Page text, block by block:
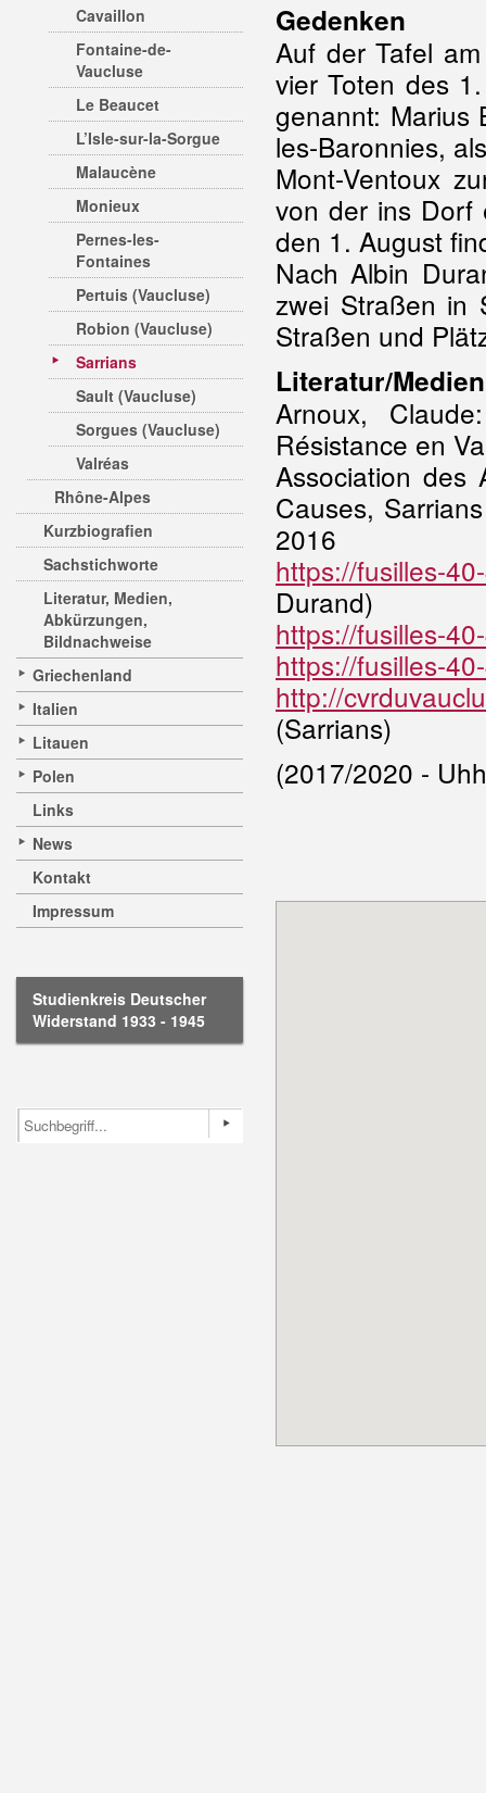
Cavaillon
Fontaine-de-
Vaucluse
Le Beaucet
L’Isle-sur-la-Sorgue
Malaucène
Monieux
Pernes-les-
Fontaines
Pertuis (Vaucluse)
Robion (Vaucluse)
Sarrians
Sault (Vaucluse)
Sorgues (Vaucluse)
Valréas
Rhône-Alpes
Kurzbiografien
Sachstichworte
Literatur, Medien,
Abkürzungen,
Bildnachweise
Griechenland
Italien
Litauen
Polen
Links
News
Kontakt
Impressum
Studienkreis Deutscher
Widerstand 1933 - 1945
Gedenken
Auf der Tafel
vier Toten des
genannt: Marius
les-Baronnies,
Mont-Ventoux
von der ins Dorf
den 1. August
Nach Albin
zwei Straßen in
Straßen und
Literatur/Medien
Arnoux,
Résistance en
Association des
Causes,
2016
https://fusilles-
Durand)
https://fusilles-
https://fusilles-
http://
(Sarrians)
(2017/2020 -